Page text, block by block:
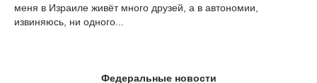
меня в Израиле живёт много друзей, а в автономии,
извиняюсь, ни одного...
Федеральные новости